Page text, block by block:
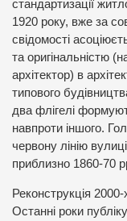
стандартизації
1920 року, вже за
свідомості
та оригінальністю
архітектор) в
типового
два флігелі
навпроти іншого.
червону лінію
приблизно 1860-70
Реконструкція
Останні роки